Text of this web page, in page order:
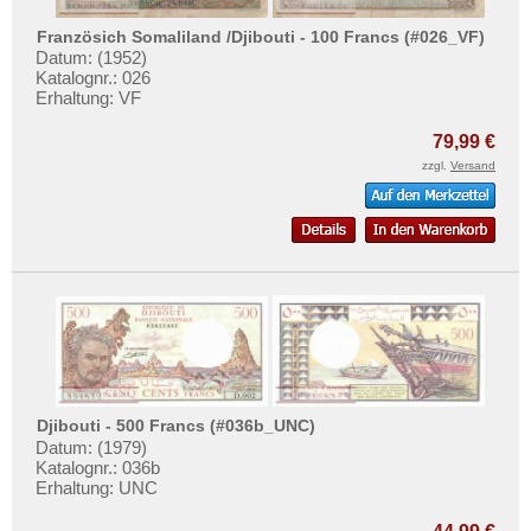
Guinea
Guinea-Bissau
Kamerun
Kongo, Republik
Lesotho
Liberia
Libyen
Madagaskar
Malawi
Testbanknoten
Banknotenbriefe
Kataloge
Informationen
Preislisten
Ankauf
Gratisbanknoten
FAQ
Französich Somaliland /Djibouti - 100 Francs (#026_VF)
Datum: (1952)
Katalognr.: 026
Erhaltung: VF
79,99 €
zzgl. Versand
Djibouti - 500 Francs (#036b_UNC)
Datum: (1979)
Katalognr.: 036b
Erhaltung: UNC